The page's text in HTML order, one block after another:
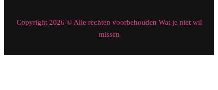
Copyright 2026 © Alle rechten voorbehouden Wat je niet wil
missen